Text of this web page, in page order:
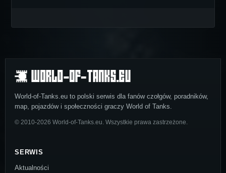
World-of-Tanks.eu to polski serwis dla fanów czołgów, poradników,
map, pojazdów i społeczności graczy World of Tanks.
© 2010-2026 World-of-Tanks.eu. Wszystkie prawa zastrzeżone.
SERWIS
Aktualności